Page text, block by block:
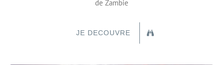
de Zambie
JE DECOUVRE